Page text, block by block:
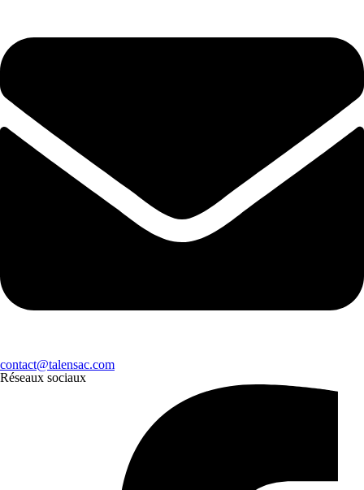
contact@talensac.com
Réseaux sociaux